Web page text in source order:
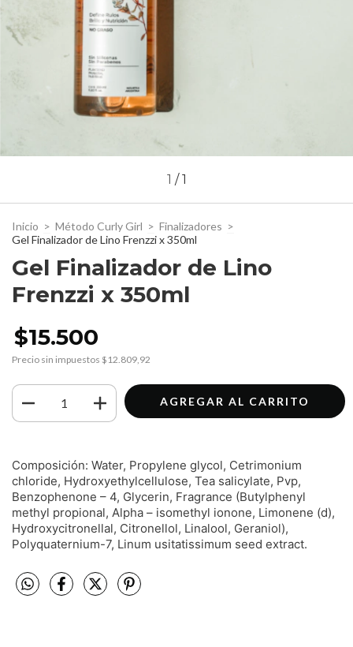
1 / 1
Inicio > Método Curly Girl > Finalizadores >
Gel Finalizador de Lino Frenzzi x 350ml
Gel Finalizador de Lino
Frenzzi x 350ml
$15.500
Precio sin impuestos $12.809,92
Composición: Water, Propylene glycol, Cetrimonium
chloride, Hydroxyethylcellulose, Tea salicylate, Pvp,
Benzophenone – 4, Glycerin, Fragrance (Butylphenyl
methyl propional, Alpha – isomethyl ionone, Limonene (d),
Hydroxycitronellal, Citronellol, Linalool, Geraniol),
Polyquaternium-7, Linum usitatissimum seed extract.